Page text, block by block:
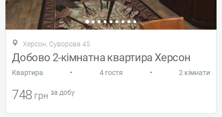
Херсон, Суворова 45
Добово 2-кiмнатна квартира Херсон
Квартира • 4 гостя • 2 кімнати
748 грн за добу